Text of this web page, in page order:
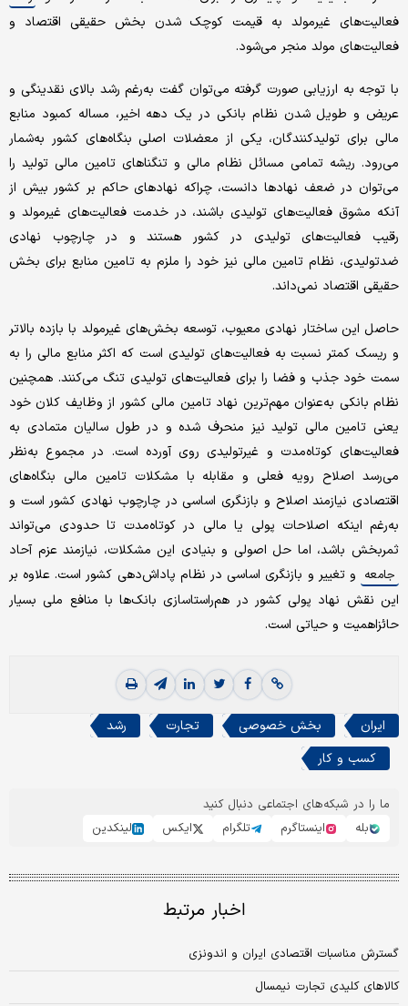
فعالیت‌های غیرمولد به قیمت کوچک شدن بخش حقیقی اقتصاد و
فعالیت‌های مولد منجر می‌شود.
با توجه به ارزیابی صورت گرفته می‌توان گفت به‌رغم رشد بالای نقدینگی و
عریض و طویل شدن نظام بانکی در یک دهه اخیر، مساله کمبود منابع
مالی برای تولیدکنندگان، یکی از معضلات اصلی بنگاه‌های کشور به‌شمار
می‌رود. ریشه تمامی مسائل نظام مالی و تنگناهای تامین مالی تولید را
می‌توان در ضعف نهادها دانست، چراکه نهادهای حاکم بر کشور بیش از
آنکه مشوق فعالیت‌های تولیدی باشند، در خدمت فعالیت‌های غیرمولد و
رقیب فعالیت‌های تولیدی در کشور هستند و در چارچوب نهادی
ضدتولیدی، نظام تامین مالی نیز خود را ملزم به تامین منابع برای بخش
حقیقی اقتصاد نمی‌داند.
حاصل این ساختار نهادی معیوب، توسعه بخش‌های غیرمولد با بازده بالاتر
و ریسک کمتر نسبت به فعالیت‌های تولیدی است که اکثر منابع مالی را به
سمت خود جذب و فضا را برای فعالیت‌های تولیدی تنگ می‌کنند. همچنین
نظام بانکی به‌عنوان مهم‌ترین نهاد تامین مالی کشور از وظایف کلان خود
یعنی تامین مالی تولید نیز منحرف شده و در طول سالیان متمادی به
فعالیت‌های کوتاه‌مدت و غیرتولیدی روی آورده است. در مجموع به‌نظر
می‌رسد اصلاح رویه فعلی و مقابله با مشکلات تامین مالی بنگاه‌های
اقتصادی نیازمند اصلاح و بازنگری اساسی در چارچوب نهادی کشور است و
به‌رغم اینکه اصلاحات پولی یا مالی در کوتاه‌مدت تا حدودی می‌تواند
ثمربخش باشد، اما حل اصولی و بنیادی این مشکلات، نیازمند عزم آحاد
جامعه و تغییر و بازنگری اساسی در نظام پاداش‌دهی کشور است. علاوه بر
این نقش نهاد پولی کشور در هم‌راستاسازی بانک‌ها با منافع ملی بسیار
حائزاهمیت و حیاتی است.
ایران بخش خصوصی تجارت
رشد
کسب و کار
ما را در شبکه‌های اجتماعی دنبال کنید
بله
اینستاگرم تلگرام ایکس لینکدین
اخبار مرتبط
گسترش مناسبات اقتصادی ایران و اندونزی
کالاهای کلیدی تجارت نیمسال